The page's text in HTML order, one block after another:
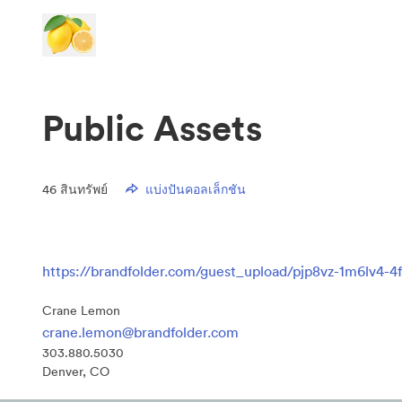
Public Assets
46 สินทรัพย์ แบ่งปันคอลเล็กชัน
https://brandfolder.com/guest_upload/pjp8vz-1m6lv4-
Crane Lemon
crane.lemon@brandfolder.com
303.880.5030
Denver, CO